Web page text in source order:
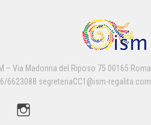
– Via Madonna del Riposo 75 00165 Roma
6623088 segreteriaCC1@ism-regalita.com
Instagram